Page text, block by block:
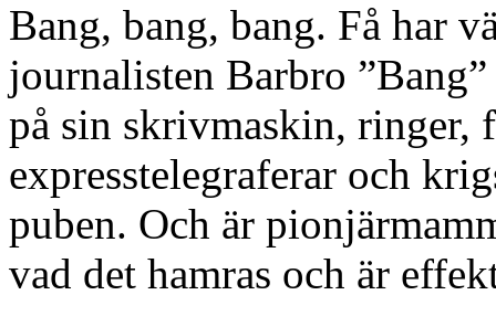
Bang, bang, bang. Få har
journalisten Barbro
på sin skrivmaskin, ringer,
expresstelegraferar och
puben. Och är
vad det hamras och är